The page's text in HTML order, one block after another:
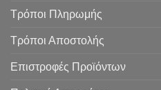
Τρόποι Πληρωμής
Τρόποι Αποστολής
Επιστροφές Προϊόντων